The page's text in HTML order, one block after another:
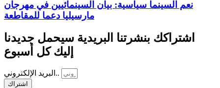
نعم السينما سياسية: بيان السينمائيين في مهرجان
مارسيليا دعما للمقاطعة
اشتراكك بنشرتنا البريدية سيحمل جديدنا
إليك كل أسبوع
البريد الإلكتروني..
اشتراك